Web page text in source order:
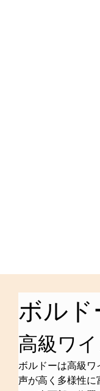
ボルド
高級ワ
ボルドーは高級ワ
声が高く多様性に